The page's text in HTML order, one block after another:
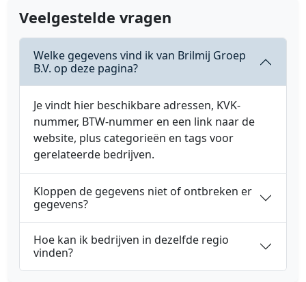
Veelgestelde vragen
Welke gegevens vind ik van Brilmij Groep
B.V. op deze pagina?
Je vindt hier beschikbare adressen, KVK-
nummer, BTW-nummer en een link naar de
website, plus categorieën en tags voor
gerelateerde bedrijven.
Kloppen de gegevens niet of ontbreken er
gegevens?
Hoe kan ik bedrijven in dezelfde regio
vinden?